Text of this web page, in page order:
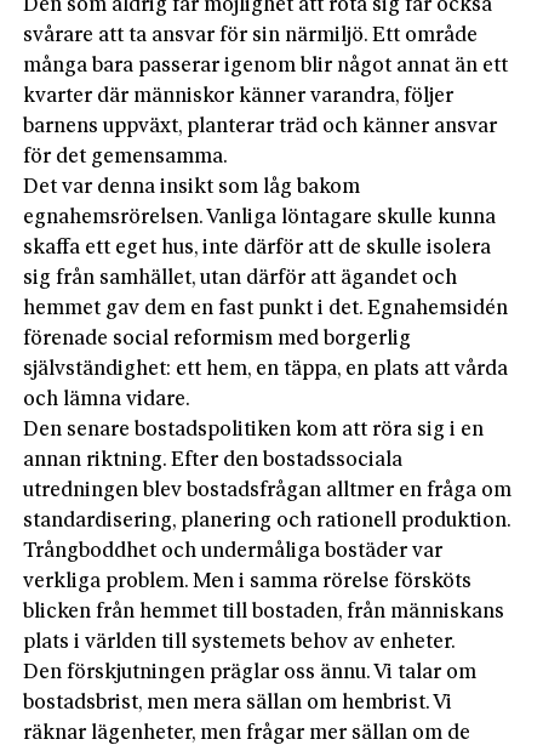
Den som aldrig får möjlighet att rota sig får också
svårare att ta ansvar för sin närmiljö. Ett område
många bara passerar igenom blir något annat än ett
kvarter där människor känner varandra, följer
barnens uppväxt, planterar träd och känner ansvar
för det gemensamma.
Det var denna insikt som låg bakom
egnahemsrörelsen. Vanliga löntagare skulle kunna
skaffa ett eget hus, inte därför att de skulle isolera
sig från samhället, utan därför att ägandet och
hemmet gav dem en fast punkt i det. Egnahemsidén
förenade social reformism med borgerlig
självständighet: ett hem, en täppa, en plats att vårda
och lämna vidare.
Den senare bostadspolitiken kom att röra sig i en
annan riktning. Efter den bostadssociala
utredningen blev bostadsfrågan alltmer en fråga om
standardisering, planering och rationell produktion.
Trångboddhet och undermåliga bostäder var
verkliga problem. Men i samma rörelse försköts
blicken från hemmet till bostaden, från människans
plats i världen till systemets behov av enheter.
Den förskjutningen präglar oss ännu. Vi talar om
bostadsbrist, men mera sällan om hembrist. Vi
räknar lägenheter, men frågar mer sällan om de